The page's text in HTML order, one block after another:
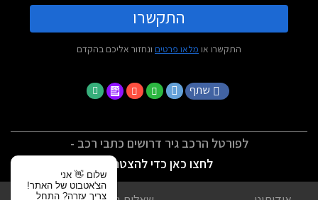
התקשרו
התקשרו או מלאו פרטים ונחזור אליכם בהקדם
שתף
לפורטל הרכב גיר דרושים כתבי רכב -
לחצו כאן כדי להצטרף
שלום 👋 אני
הצ'אטבוט של האתר!
צריך עזרה? התחל